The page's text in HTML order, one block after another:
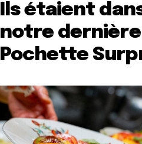
Ils étaient
notre dernière
Pochette